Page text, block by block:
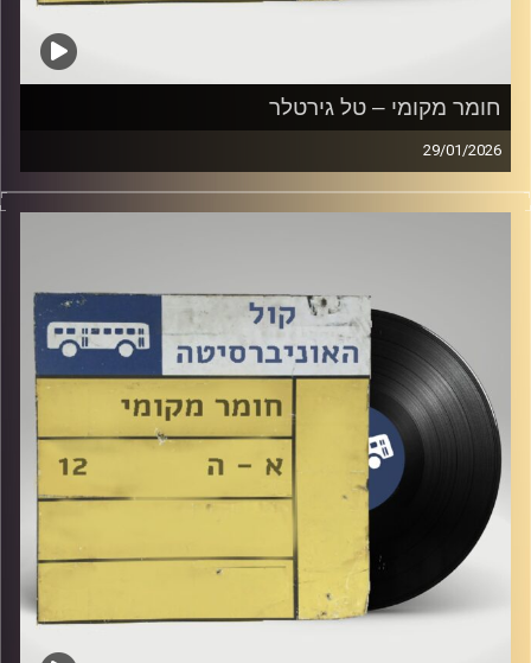
חומר מקומי – טל גירטלר
29/01/2026
שעה של מוזיקה ישראלית עם טל גירטלר